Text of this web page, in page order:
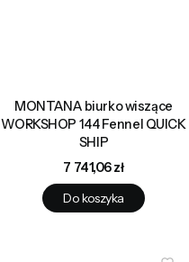
MONTANA biurko wiszące
WORKSHOP 144 Fennel QUICK
SHIP
Cena
7 741,06 zł
Do koszyka